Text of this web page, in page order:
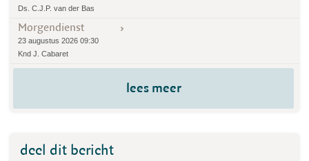
Ds. C.J.P. van der Bas
Morgendienst
23 augustus 2026 09:30
Knd J. Cabaret
lees meer
deel dit bericht